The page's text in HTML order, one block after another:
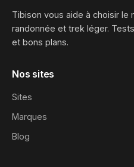
Tibison vous aide à choisir le
randonnée et trek léger.
et bons plans.
Nos sites
Sites
Marques
Blog